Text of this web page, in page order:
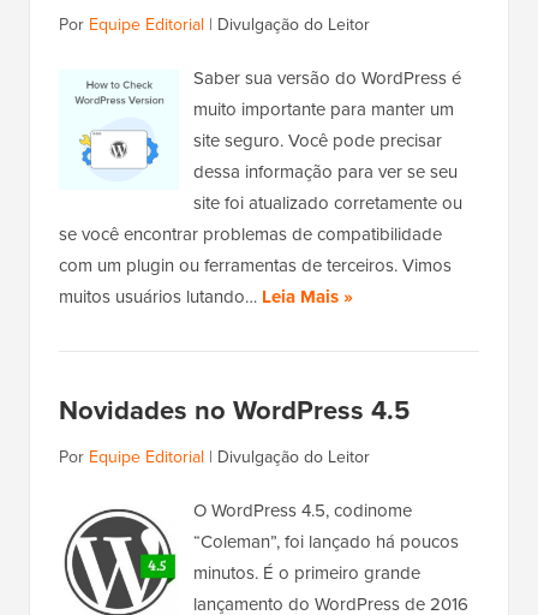
Por Equipe Editorial | Divulgação do Leitor
Saber sua versão do WordPress é
muito importante para manter um
site seguro. Você pode precisar
dessa informação para ver se seu
site foi atualizado corretamente ou
se você encontrar problemas de compatibilidade
com um plugin ou ferramentas de terceiros. Vimos
muitos usuários lutando… Leia Mais »
Novidades no WordPress 4.5
Por Equipe Editorial | Divulgação do Leitor
O WordPress 4.5, codinome
“Coleman”, foi lançado há poucos
minutos. É o primeiro grande
lançamento do WordPress de 2016